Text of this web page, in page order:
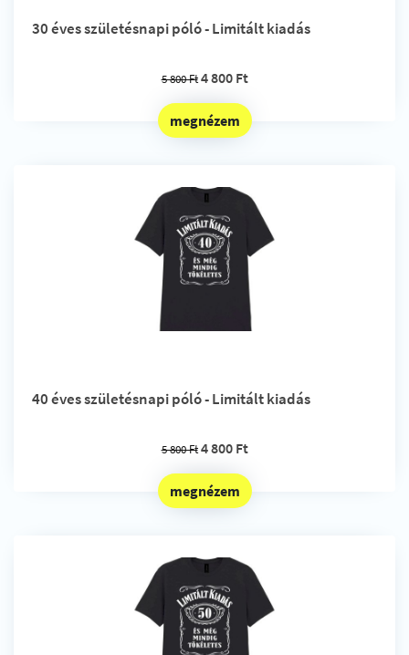
30 éves születésnapi póló - Limitált kiadás
5 800 Ft 4 800 Ft
megnézem
40 éves születésnapi póló - Limitált kiadás
5 800 Ft 4 800 Ft
megnézem